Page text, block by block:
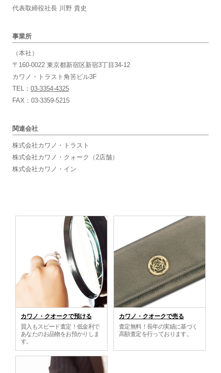
代表取締役社長 川野 貴史
事業所
（本社）
〒160-0022 東京都新宿区新宿3丁目34-12
カワノ・トラスト角筈ビル3F
TEL： 03-3354-4325
FAX：03-3359-5215
関連会社
株式会社カワノ・トラスト
株式会社カワノ・クォーク（2店舗）
株式会社カワノ・イン
カワノ・クオークで預ける
質入もスピード査定！低金利で
あなたのお品物をお預かりしま
す。
カワノ・クオークで売る
査定無料！長年の実績に基づく
高額査定を行っております。